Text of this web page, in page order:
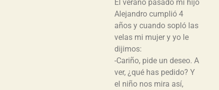
El verano pasado mi hijo
Alejandro cumplió 4
años y cuando sopló las
velas mi mujer y yo le
dijimos:
-Cariño, pide un deseo. A
ver, ¿qué has pedido? Y
el niño nos mira así,